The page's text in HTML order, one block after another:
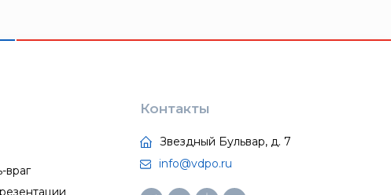
враг
Контакты
Звездный Бульвар, д. 7
info@vdpo.ru